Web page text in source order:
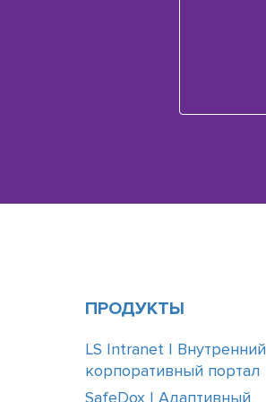
ПРОДУКТЫ
LS Intranet | Внутренний
корпоративный портал
SafeDox | Адаптивный